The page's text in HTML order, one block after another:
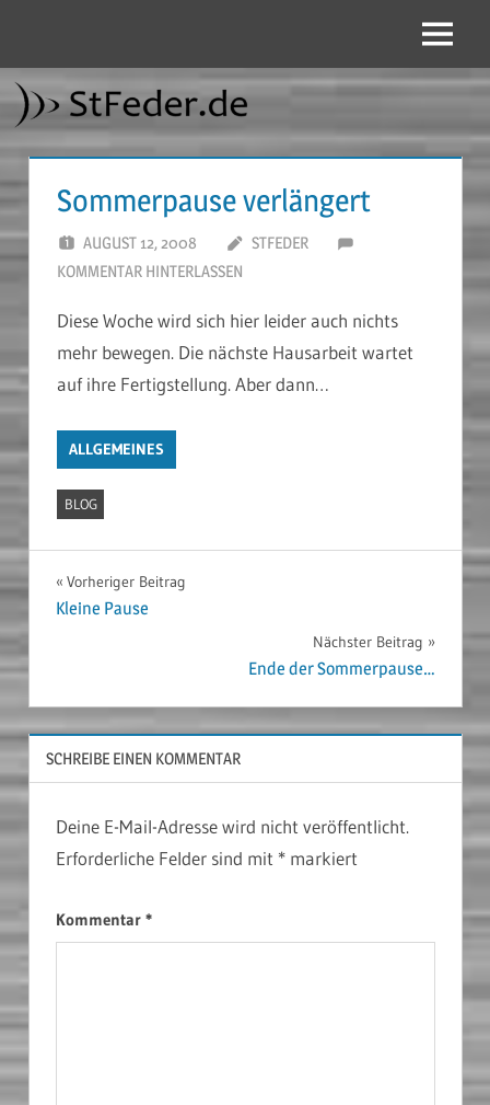
springen
Menü
Sommerpause verlängert
AUGUST 12, 2008
STFEDER
KOMMENTAR HINTERLASSEN
Diese Woche wird sich hier leider auch nichts
mehr bewegen. Die nächste Hausarbeit wartet
auf ihre Fertigstellung. Aber dann…
ALLGEMEINES
BLOG
Beitragsnavigation
Vorheriger Beitrag
Kleine Pause
Nächster Beitrag
Ende der Sommerpause…
SCHREIBE EINEN KOMMENTAR
Deine E-Mail-Adresse wird nicht veröffentlicht.
Erforderliche Felder sind mit *markiert
Kommentar *